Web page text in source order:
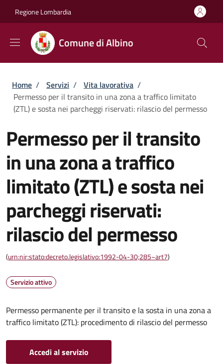
Regione Lombardia
Comune di Albino
Briciole di pane
Home / Servizi / Vita lavorativa /
Permesso per il transito in una zona a traffico limitato
(ZTL) e sosta nei parcheggi riservati: rilascio del permesso
Permesso per il transito
in una zona a traffico
limitato (ZTL) e sosta nei
parcheggi riservati:
rilascio del permesso
(urn:nir:stato:decreto.legislativo:1992-04-30;285~art7)
Servizio attivo
Permesso permanente per il transito e la sosta in una zona a
traffico limitato (ZTL): procedimento di rilascio del permesso
Accedi al servizio